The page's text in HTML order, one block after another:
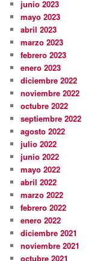
junio 2023
mayo 2023
abril 2023
marzo 2023
febrero 2023
enero 2023
diciembre 2022
noviembre 2022
octubre 2022
septiembre 2022
agosto 2022
julio 2022
junio 2022
mayo 2022
abril 2022
marzo 2022
febrero 2022
enero 2022
diciembre 2021
noviembre 2021
octubre 2021